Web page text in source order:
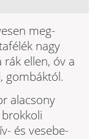
meg­
nagy
ellen, óv a
gom­báktól.
alacsony
és vesebe­